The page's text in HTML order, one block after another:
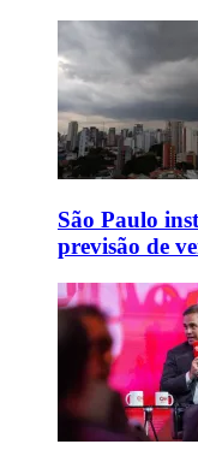
São Paulo
previsão de